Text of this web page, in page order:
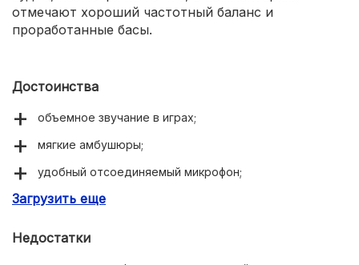
отмечают хороший частотный баланс и
проработанные басы.
Достоинства
объемное звучание в играх;
мягкие амбушюры;
удобный отсоединяемый микрофон;
длительные сроки службы;
Загрузить еще
Недостатки